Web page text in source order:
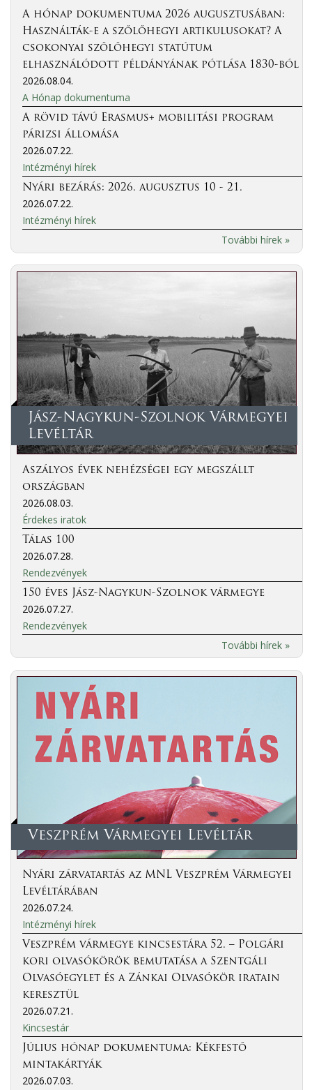
A hónap dokumentuma 2026 augusztusában:
Használták-e a szőlőhegyi artikulusokat? A
csokonyai szőlőhegyi statútum
elhasználódott példányának pótlása 1830-ból
2026.08.04.
A Hónap dokumentuma
A rövid távú Erasmus+ mobilitási program
párizsi állomása
2026.07.22.
Intézményi hírek
Nyári bezárás: 2026. augusztus 10 - 21.
2026.07.22.
Intézményi hírek
További hírek »
Jász-Nagykun-Szolnok Vármegyei
Levéltár
Aszályos évek nehézségei egy megszállt
országban
2026.08.03.
Érdekes iratok
Tálas 100
2026.07.28.
Rendezvények
150 éves Jász-Nagykun-Szolnok vármegye
2026.07.27.
Rendezvények
További hírek »
Veszprém Vármegyei Levéltár
Nyári zárvatartás az MNL Veszprém Vármegyei
Levéltárában
2026.07.24.
Intézményi hírek
Veszprém vármegye kincsestára 52. – Polgári
kori olvasókörök bemutatása a Szentgáli
Olvasóegylet és a Zánkai Olvasókör iratain
keresztül
2026.07.21.
Kincsestár
Július hónap dokumentuma: Kékfestő
mintakártyák
2026.07.03.